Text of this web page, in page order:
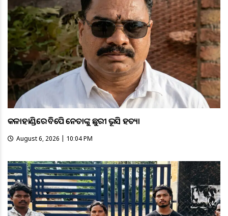
କଳାହାଣ୍ଡିରେ ବିଜେପି ନେତାଙ୍କୁ ଛୁରୀ ଭୂସି ହତ୍ୟା
August 6, 2026 | 10:04 PM